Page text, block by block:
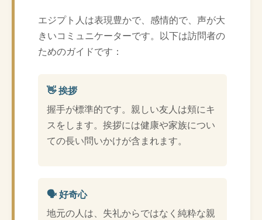
エジプト人は表現豊かで、感情的で、声が大
きいコミュニケーターです。以下は訪問者の
ためのガイドです：
👋 挨拶
握手が標準的です。親しい友人は頬にキ
スをします。挨拶には健康や家族につい
ての長い問いかけが含まれます。
🗣️ 好奇心
地元の人は、失礼からではなく純粋な親